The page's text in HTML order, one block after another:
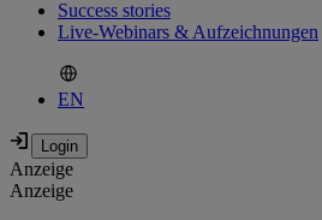
Success stories
Live-Webinars & Aufzeichnungen
EN
Anzeige
Anzeige